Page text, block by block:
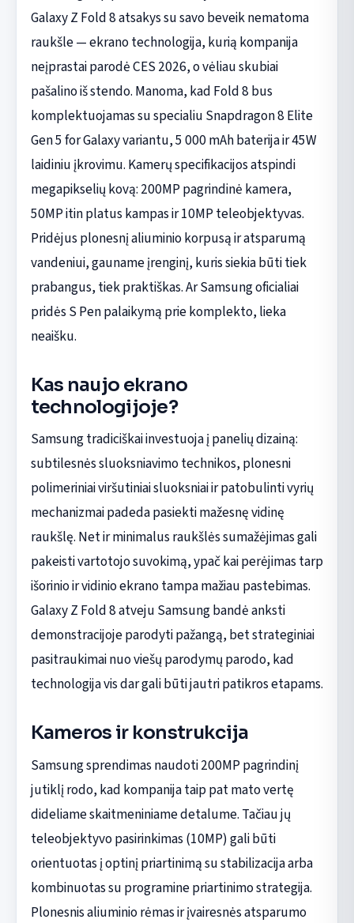
Galaxy Z Fold 8 atsakys su savo beveik nematoma
raukšle — ekrano technologija, kurią kompanija
neįprastai parodė CES 2026, o vėliau skubiai
pašalino iš stendo. Manoma, kad Fold 8 bus
komplektuojamas su specialiu Snapdragon 8 Elite
Gen 5 for Galaxy variantu, 5 000 mAh baterija ir 45W
laidiniu įkrovimu. Kamerų specifikacijos atspindi
megapikselių kovą: 200MP pagrindinė kamera,
50MP itin platus kampas ir 10MP teleobjektyvas.
Pridėjus plonesnį aliuminio korpusą ir atsparumą
vandeniui, gauname įrenginį, kuris siekia būti tiek
prabangus, tiek praktiškas. Ar Samsung oficialiai
pridės S Pen palaikymą prie komplekto, lieka
neaišku.
Kas naujo ekrano
technologijoje?
Samsung tradiciškai investuoja į panelių dizainą:
subtilesnės sluoksniavimo technikos, plonesni
polimeriniai viršutiniai sluoksniai ir patobulinti vyrių
mechanizmai padeda pasiekti mažesnę vidinę
raukšlę. Net ir minimalus raukšlės sumažėjimas gali
pakeisti vartotojo suvokimą, ypač kai perėjimas tarp
išorinio ir vidinio ekrano tampa mažiau pastebimas.
Galaxy Z Fold 8 atveju Samsung bandė anksti
demonstracijoje parodyti pažangą, bet strateginiai
pasitraukimai nuo viešų parodymų parodo, kad
technologija vis dar gali būti jautri patikros etapams.
Kameros ir konstrukcija
Samsung sprendimas naudoti 200MP pagrindinį
jutiklį rodo, kad kompanija taip pat mato vertę
dideliame skaitmeniniame detalume. Tačiau jų
teleobjektyvo pasirinkimas (10MP) gali būti
orientuotas į optinį priartinimą su stabilizacija arba
kombinuotas su programine priartinimo strategija.
Plonesnis aliuminio rėmas ir įvairesnės atsparumo